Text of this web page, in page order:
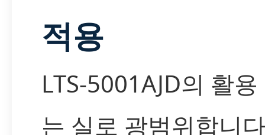
적용
LTS-5001AJD의 활
는 실로 광범위합니